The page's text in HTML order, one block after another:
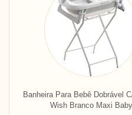
Banheira Para Bebê Dobrável
Wish Branco Maxi Baby